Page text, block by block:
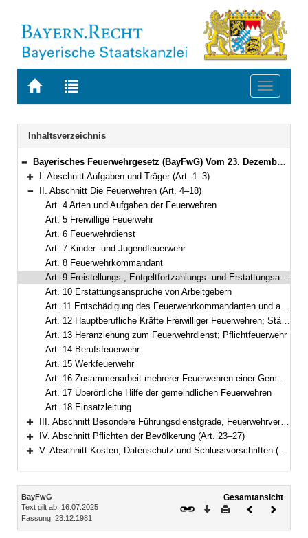
Zur
BAYERN.RECHT
Zur
letzten
Suche
Toggle
Navigation
Inhaltsverzeichnis
Bereich reduzieren
Bayerisches Feuerwehrgesetz (BayFwG) Vom 23. Dezember 1981 (BayRS III S. 630) BayRS 215-3-1-I (Art. 1–33)
Bereich erweitern
I. Abschnitt Aufgaben und Träger (Art. 1–3)
Bereich reduzieren
II. Abschnitt Die Feuerwehren (Art. 4–18)
Art. 4 Arten und Aufgaben der Feuerwehren
Art. 5 Freiwillige Feuerwehr
Art. 6 Feuerwehrdienst
Art. 7 Kinder- und Jugendfeuerwehr
Art. 8 Feuerwehrkommandant
Art. 9 Freistellungs-, Entgeltfortzahlungs- und Erstattungsansprüche von Feuerwehrdienstleistenden
Art. 10 Erstattungsansprüche von Arbeitgebern
Art. 11 Entschädigung des Feuerwehrkommandanten und anderer Feuerwehrdienstleistender
Art. 12 Hauptberufliche Kräfte Freiwilliger Feuerwehren; Ständige Wachen
Art. 13 Heranziehung zum Feuerwehrdienst; Pflichtfeuerwehr
Art. 14 Berufsfeuerwehr
Art. 15 Werkfeuerwehr
Art. 16 Zusammenarbeit mehrerer Feuerwehren einer Gemeinde
Art. 17 Überörtliche Hilfe der gemeindlichen Feuerwehren
Art. 18 Einsatzleitung
Bereich erweitern
III. Abschnitt Besondere Führungsdienstgrade, Feuerwehrverbände (Art. 19–22)
Bereich erweitern
IV. Abschnitt Pflichten der Bevölkerung (Art. 23–27)
V. Abschnitt Kosten, Datenschutz und Schlussvorschriften (Art. 28–33)
Inhalt
BayFwG
Text gilt ab: 16.07.2025
Fassung: 23.12.1981
Gesamtansicht
Download
DruckenVorheriges